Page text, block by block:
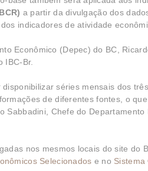
a partir da divulgação dos
indicadores de atividade
Econômico (Depec) do BC,
IBC-Br.
disponibilizar séries mensais dos
de diferentes fontes, o
Sabbadini, Chefe do Departamento
nos mesmos locais do site do
Selecionados e no Sistema